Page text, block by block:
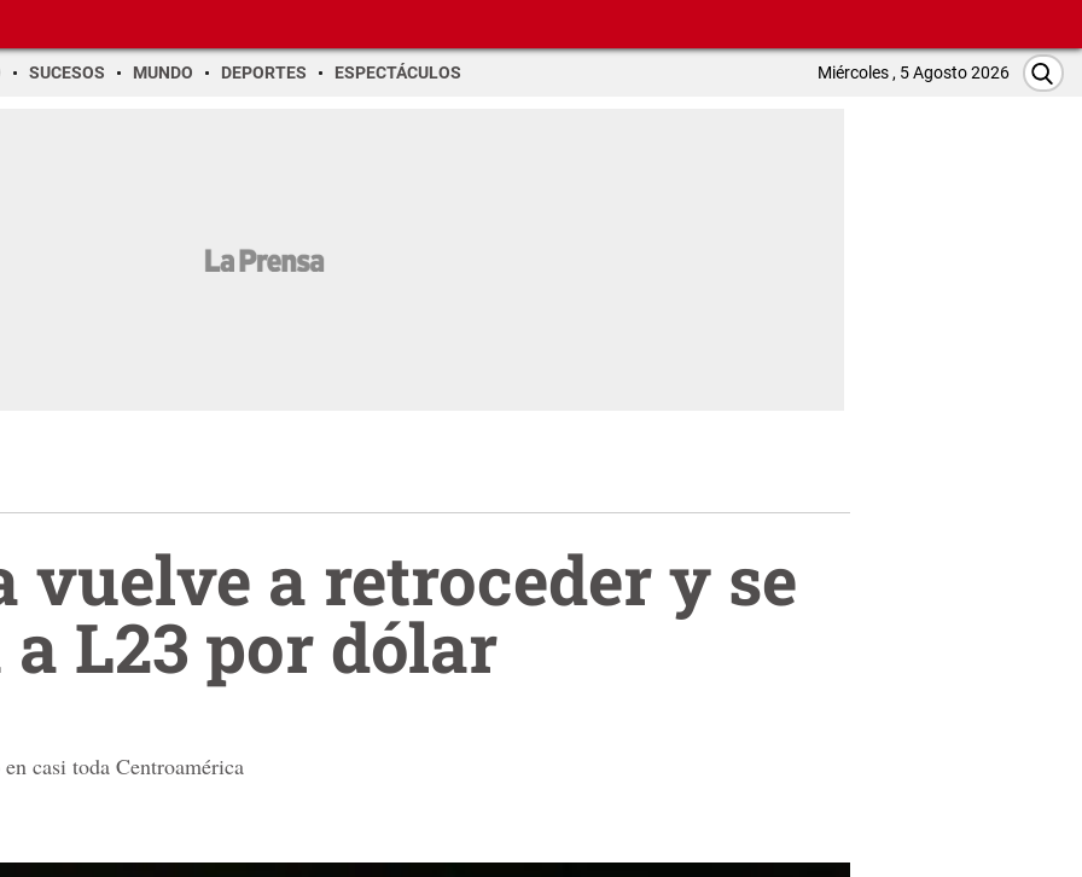
SUCESOS MUNDO DEPORTES ESPECTÁCULOS Miércoles , 5 Agosto 2026
vuelve a retroceder y se
L23 por dólar
casi toda Centroamérica